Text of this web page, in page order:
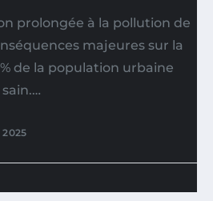
prolongée à la pollution de
majeures sur la
de la population urbaine
2025